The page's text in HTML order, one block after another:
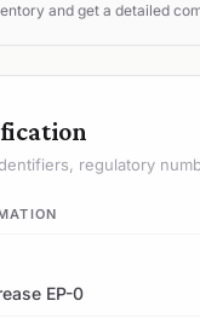
and get a detailed
regulatory
EP-0